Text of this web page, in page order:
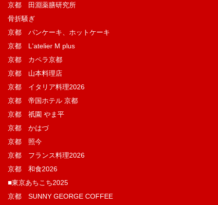
京都 田淵薬膳研究所
骨折騒ぎ
京都 パンケーキ、ホットケーキ
京都 L'atelier M plus
京都 カペラ京都
京都 山本料理店
京都 イタリア料理2026
京都 帝国ホテル 京都
京都 祇園 やま平
京都 かはづ
京都 照今
京都 フランス料理2026
京都 和食2026
■東京あちこち2025
京都 SUNNY GEORGE COFFEE